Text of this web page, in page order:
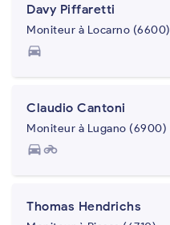
Davy Piffaretti
Moniteur à Locarno (6600)
directions_car
Claudio Cantoni
Moniteur à Lugano (6900)
directions_carmotorcycle
Thomas Hendrichs